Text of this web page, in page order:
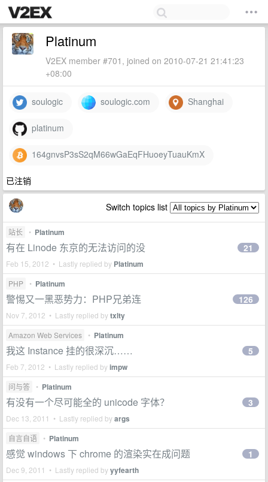
Platinum
V2EX member #701, joined on 2010-07-21 21:41:23
+08:00
soulogic soulogic.com Shanghai
platinum
164gnvsP3sS2qM66wGaEqFHuoeyTuauKmX
已注销
Switch topics list
站长 • Platinum
有在 Linode 东京的无法访问的没
Feb 15, 2012 • Lastly replied by Platinum
21
PHP • Platinum
警惕又一黑恶势力：PHP兄弟连
Nov 7, 2012 • Lastly replied bytxlty
126
Amazon Web Services • Platinum
我这 Instance 挂的很深沉……
Feb 7, 2012 • Lastly replied byimpw
5
问与答 • Platinum
有没有一个尽可能全的 unicode 字体？
Dec 13, 2011 • Lastly replied byargs
3
自言自语 • Platinum
感觉 windows 下 chrome 的渲染实在成问题
Dec 9, 2011 • Lastly replied byyyfearth
1